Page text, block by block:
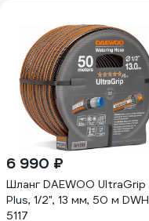
6 990 ₽
Шланг DAEWOO UltraGrip
Plus, 1/2", 13 мм, 50 м DWH
5117